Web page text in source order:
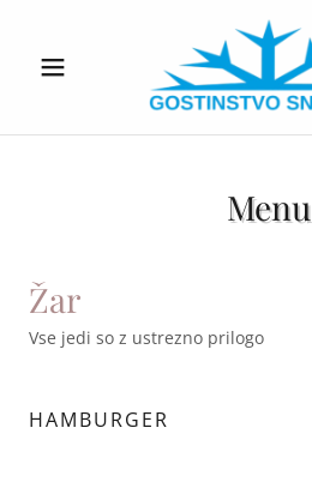
Menu
Žar
Vse jedi so z ustrezno prilogo
HAMBURGER